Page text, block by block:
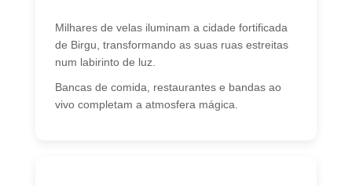
Milhares de velas iluminam a cidade fortificada
de Birgu, transformando as suas ruas estreitas
num labirinto de luz.
Bancas de comida, restaurantes e bandas ao
vivo completam a atmosfera mágica.